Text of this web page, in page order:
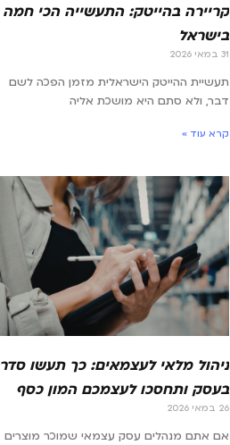
קריירה בהייטק: התעשייה הכי חמה
בישראל
31 במאי 2026
תעשיית ההייטק הישראלית מזמן הפכה לשם
דבר, ולא סתם היא מושכת אליה
קרא עוד »
ניהול מלאי לעצמאים: כך תעשו סדר
בעסק ותחסכו לעצמכם המון כסף
26 במאי 2026
אם אתם מנהלים עסק עצמאי שמוכר מוצרים